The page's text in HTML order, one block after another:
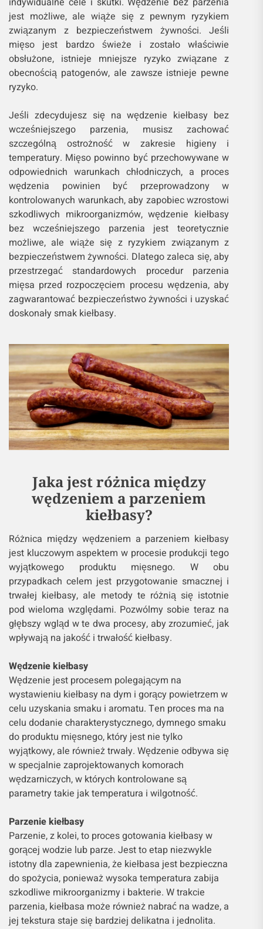
jest możliwe, ale wiąże się z pewnym ryzykiem
związanym z bezpieczeństwem żywności. Jeśli
mięso jest bardzo świeże i zostało właściwie
obsłużone, istnieje mniejsze ryzyko związane z
obecnością patogenów, ale zawsze istnieje pewne
ryzyko.
Jeśli zdecydujesz się na wędzenie kiełbasy bez
wcześniejszego parzenia, musisz zachować
szczególną ostrożność w zakresie higieny i
temperatury. Mięso powinno być przechowywane w
odpowiednich warunkach chłodniczych, a proces
wędzenia powinien być przeprowadzony w
kontrolowanych warunkach, aby zapobiec wzrostowi
szkodliwych mikroorganizmów, wędzenie kiełbasy
bez wcześniejszego parzenia jest teoretycznie
możliwe, ale wiąże się z ryzykiem związanym z
bezpieczeństwem żywności. Dlatego zaleca się, aby
przestrzegać standardowych procedur parzenia
mięsa przed rozpoczęciem procesu wędzenia, aby
zagwarantować bezpieczeństwo żywności i uzyskać
doskonały smak kiełbasy.
Jaka jest różnica między
wędzeniem a parzeniem
kiełbasy?
Różnica między wędzeniem a parzeniem kiełbasy
jest kluczowym aspektem w procesie produkcji tego
wyjątkowego produktu mięsnego. W obu
przypadkach celem jest przygotowanie smacznej i
trwałej kiełbasy, ale metody te różnią się istotnie
pod wieloma względami. Pozwólmy sobie teraz na
głębszy wgląd w te dwa procesy, aby zrozumieć, jak
wpływają na jakość i trwałość kiełbasy.
Wędzenie kiełbasy
Wędzenie jest procesem polegającym na
wystawieniu kiełbasy na dym i gorący powietrzem w
celu uzyskania smaku i aromatu. Ten proces ma na
celu dodanie charakterystycznego, dymnego smaku
do produktu mięsnego, który jest nie tylko
wyjątkowy, ale również trwały. Wędzenie odbywa się
w specjalnie zaprojektowanych komorach
wędzarniczych, w których kontrolowane są
parametry takie jak temperatura i wilgotność.
Parzenie kiełbasy
Parzenie, z kolei, to proces gotowania kiełbasy w
gorącej wodzie lub parze. Jest to etap niezwykle
istotny dla zapewnienia, że kiełbasa jest bezpieczna
do spożycia, ponieważ wysoka temperatura zabija
szkodliwe mikroorganizmy i bakterie. W trakcie
parzenia, kiełbasa może również nabrać na wadze, a
jej tekstura staje się bardziej delikatna i jednolita.